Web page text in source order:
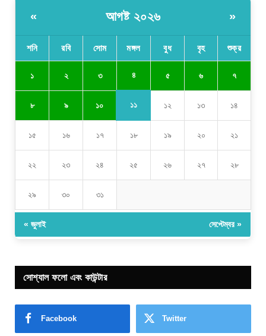
« আগষ্ট ২০২৬ »
শনি রবি সোম মঙ্গল বুধ বৃহ শুক্র
১ ২ ৩ ৪ ৫ ৬ ৭
৮ ৯ ১০ ১১ ১২ ১৩ ১৪
১৫ ১৬ ১৭ ১৮ ১৯ ২০ ২১
২২ ২৩ ২৪ ২৫ ২৬ ২৭ ২৮
২৯ ৩০ ৩১
« জুলাই সেপ্টেম্বর »
সোশ্যাল ফলো এবং কাউন্টার
Facebook Twitter